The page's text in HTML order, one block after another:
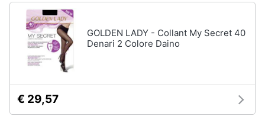
GOLDEN LADY - Collant My Secret 40
Denari 2 Colore Daino
€ 29,57